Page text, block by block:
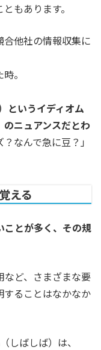
もあります。
合他社の情報収集に
。
というイディオム
ニュアンスだとわ
なんで急に豆？」
える
ことが多く、その規
など、さまざまな要
することはなかなか
しばしば）は、